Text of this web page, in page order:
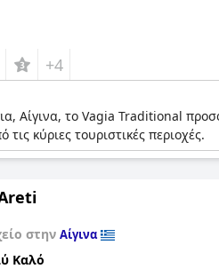
+4
Αίγινα, το Vagia Traditional
κύριες τουριστικές περιοχές.
στην Αίγινα
Καλό